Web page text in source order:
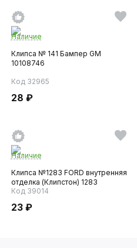
Наличие
Клипса № 141 Бампер GM
10108746
Код 32965
28 ₽
Наличие
Клипса №1283 FORD внутренняя
отделка (Клипстон) 1283
Код 39014
23 ₽